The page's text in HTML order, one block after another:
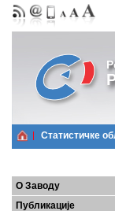
Статистичке
О Заводу
Публикације